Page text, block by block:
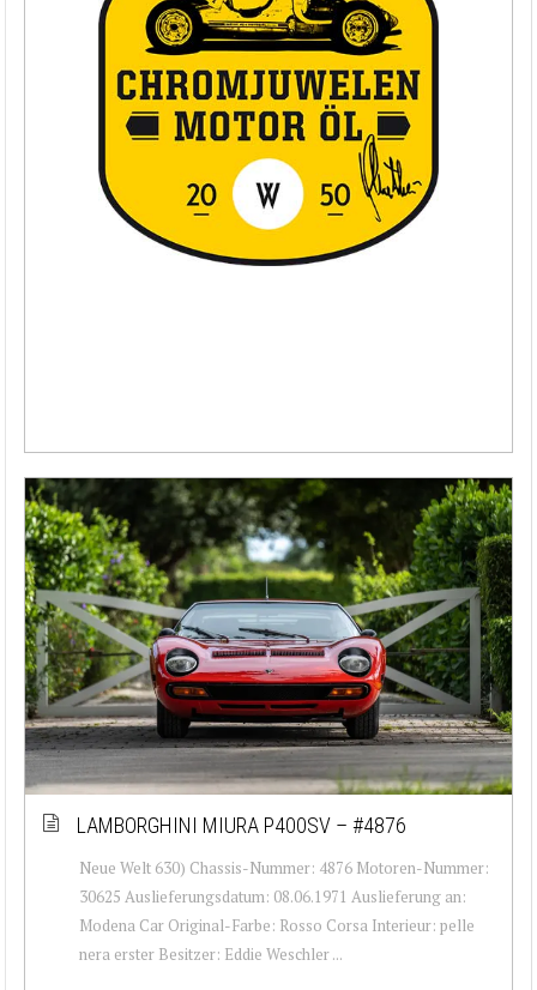
LAMBORGHINI MIURA P400SV – #4876
Neue Welt 630) Chassis-Nummer: 4876 Motoren-Nummer:
30625 Auslieferungsdatum: 08.06.1971 Auslieferung an:
Modena Car Original-Farbe: Rosso Corsa Interieur: pelle
nera erster Besitzer: Eddie Weschler ...